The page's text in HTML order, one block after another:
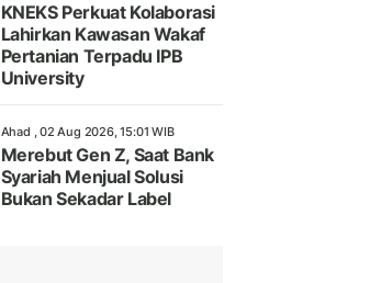
KNEKS Perkuat Kolaborasi
Lahirkan Kawasan Wakaf
Pertanian Terpadu IPB
University
Ahad , 02 Aug 2026, 15:01 WIB
Merebut Gen Z, Saat Bank
Syariah Menjual Solusi
Bukan Sekadar Label